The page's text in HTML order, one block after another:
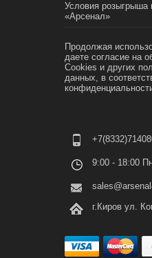
Условия розыгрыша
«Арсенал»
Продолжая
даете согласие на
Cookies и других
данных, в
9:00 - 18:00
г.Киров ул.